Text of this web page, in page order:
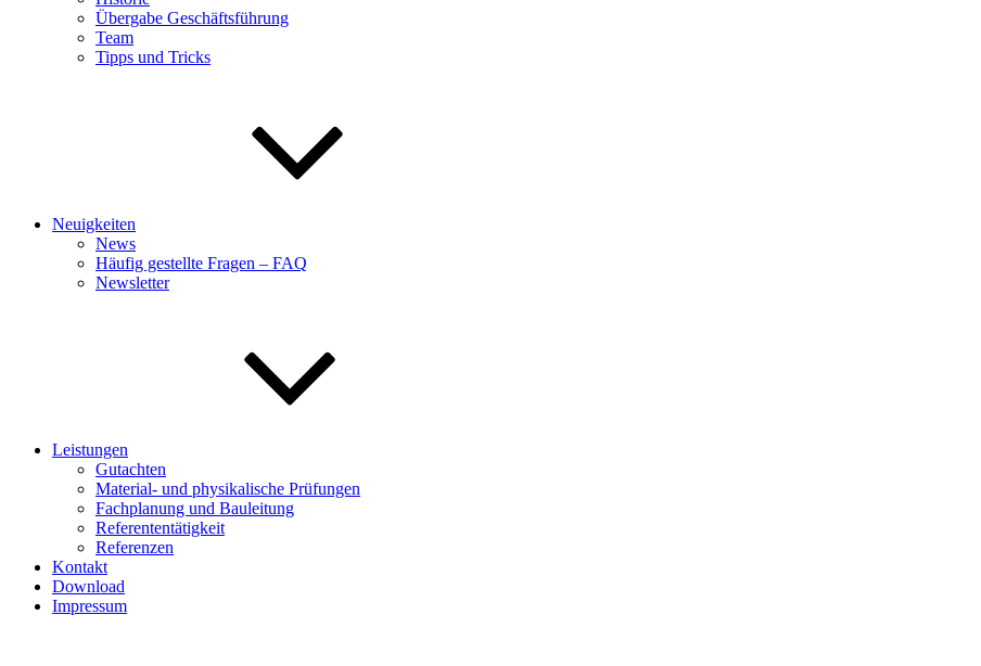
Übergabe Geschäftsführung
Team
Tipps und Tricks
Neuigkeiten
News
Häufig gestellte Fragen – FAQ
Newsletter
Leistungen
Gutachten
Material- und physikalische Prüfungen
Fachplanung und Bauleitung
Referententätigkeit
Referenzen
Kontakt
Download
Impressum